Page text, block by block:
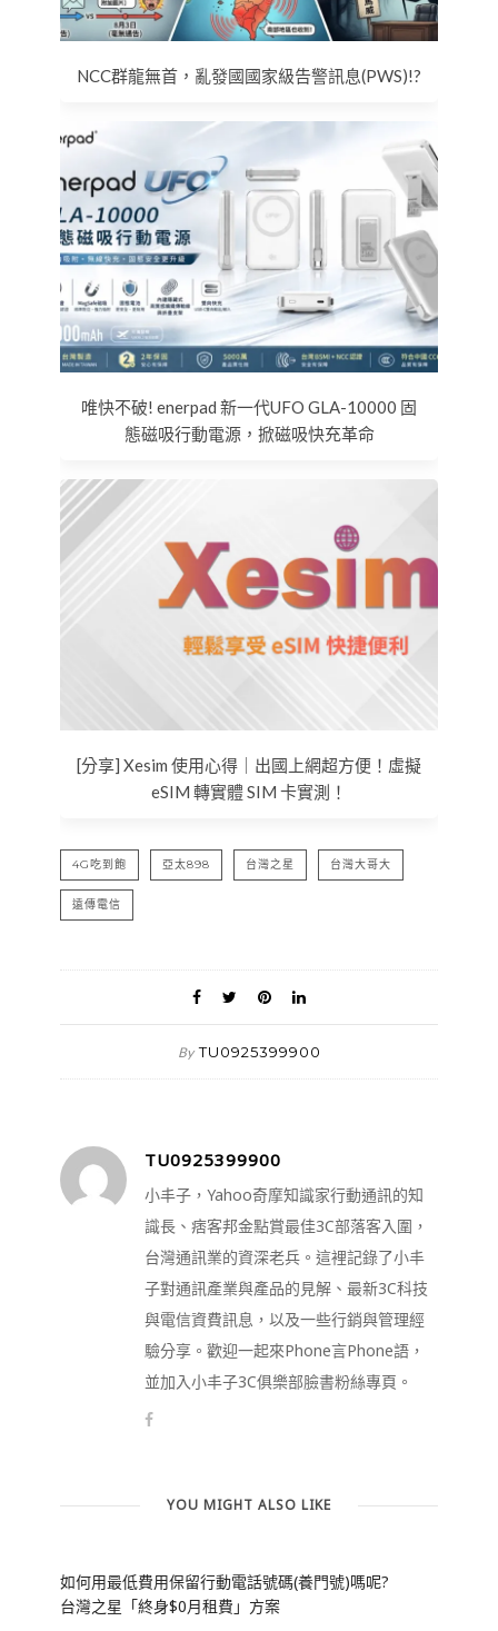
NCC群龍無首，亂發國國家級告警訊息(PWS)!?
唯快不破! enerpad 新一代UFO GLA-10000 固
態磁吸行動電源，掀磁吸快充革命
[分享] Xesim 使用心得｜出國上網超方便！虛擬
eSIM 轉實體 SIM 卡實測！
4G吃到飽 亞太898 台灣之星 台灣大哥大
遠傳電信
By TU0925399900
TU0925399900
小丰子，Yahoo奇摩知識家行動通訊的知
識長、痞客邦金點賞最佳3C部落客入圍，
台灣通訊業的資深老兵。這裡記錄了小丰
子對通訊產業與產品的見解、最新3C科技
與電信資費訊息，以及一些行銷與管理經
驗分享。歡迎一起來Phone言Phone語，
並加入小丰子3C俱樂部臉書粉絲專頁。
YOU MIGHT ALSO LIKE
如何用最低費用保留行動電話號碼(養門號)嗎呢?
台灣之星「終身$0月租費」方案